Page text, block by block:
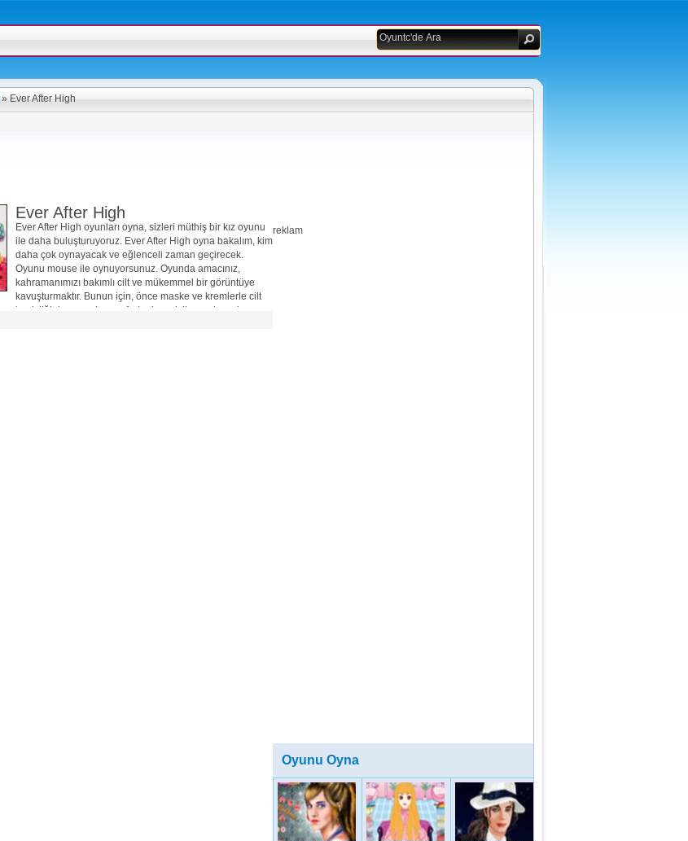
»Ever After High
Ever After High
Ever After High oyunları oyna, sizleri müthiş bir kız oyunu
ile daha buluşturuyoruz. Ever After High oyna bakalım, kim
daha çok oynayacak ve eğlenceli zaman geçirecek.
Oyunu mouse ile oynuyorsunuz. Oyunda amacınız,
kahramanımızı bakımlı cilt ve mükemmel bir görüntüye
kavuşturmaktır. Bunun için, önce maske ve kremlerle cilt
temizliğini yapacaksınız. Ardından, sivilce ve kaş alma
reklam
Oyunu Oyna